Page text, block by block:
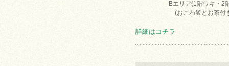
Bエリア(1階ワキ・2
(おこわ飯とお茶付
詳細はコチラ